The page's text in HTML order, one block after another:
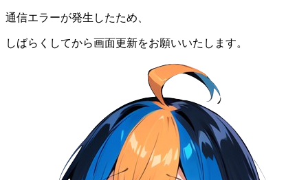
通信エラーが発生したため、
しばらくしてから画面更新をお願いいたします。